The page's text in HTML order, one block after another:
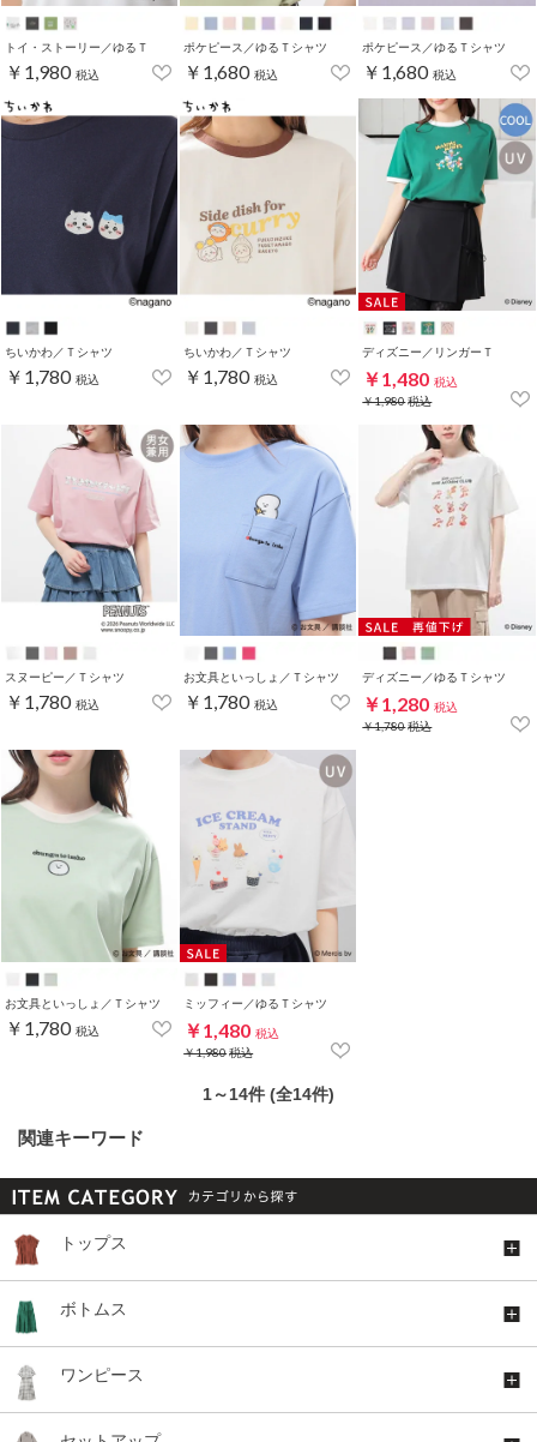
トイ・ストーリー／ゆるＴ
￥1,980 税込
ポケピース／ゆるＴシャツ
￥1,680 税込
ポケピース／ゆるＴシャツ
￥1,680 税込
ちいかわ／Ｔシャツ
￥1,780 税込
ちいかわ／Ｔシャツ
￥1,780 税込
ディズニー／リンガーＴ
￥1,480 税込
￥1,980税込
スヌーピー／Ｔシャツ
￥1,780 税込
お文具といっしょ／Ｔシャツ
￥1,780 税込
ディズニー／ゆるＴシャツ
￥1,280 税込
￥1,780税込
お文具といっしょ／Ｔシャツ
￥1,780 税込
ミッフィー／ゆるＴシャツ
￥1,480 税込
￥1,980税込
1～14件 (全14件)
関連キーワード
トップス
ボトムス
ワンピース